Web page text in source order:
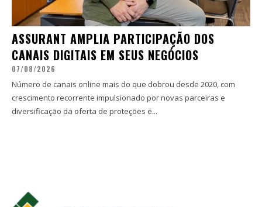
ASSURANT AMPLIA PARTICIPAÇÃO DOS
CANAIS DIGITAIS EM SEUS NEGÓCIOS
07/08/2026
Número de canais online mais do que dobrou desde 2020, com
crescimento recorrente impulsionado por novas parceiras e
diversificação da oferta de proteções e...